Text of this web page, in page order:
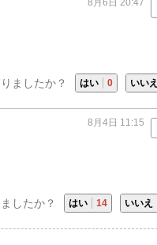
ましたか？ はい 0 いいえ
8月4日 11:15
したか？ はい 14 いいえ